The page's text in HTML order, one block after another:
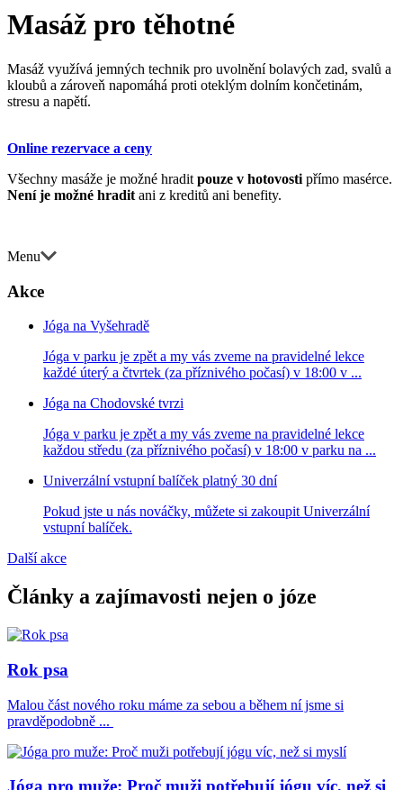
Masáž pro těhotné
Masáž využívá jemných technik pro uvolnění bolavých zad, svalů a
kloubů a zároveň napomáhá proti oteklým dolním končetinám,
stresu a napětí.
Online rezervace a ceny
Všechny masáže je možné hradit pouze v hotovosti přímo masérce.
Není je možné hradit ani z kreditů ani benefity.
Menu
Akce
Jóga na Vyšehradě
Jóga v parku je zpět a my vás zveme na pravidelné lekce
každé úterý a čtvrtek (za příznivého počasí) v 18:00 v ...
Jóga na Chodovské tvrzi
Jóga v parku je zpět a my vás zveme na pravidelné lekce
každou středu (za příznivého počasí) v 18:00 v parku na ...
Univerzální vstupní balíček platný 30 dní
Pokud jste u nás nováčky, můžete si zakoupit Univerzální
vstupní balíček.
Další akce
Články a zajímavosti nejen o józe
Rok psa
Malou část nového roku máme za sebou a během ní jsme si
pravděpodobně ...
Jóga pro muže: Proč muži potřebují jógu víc, než si